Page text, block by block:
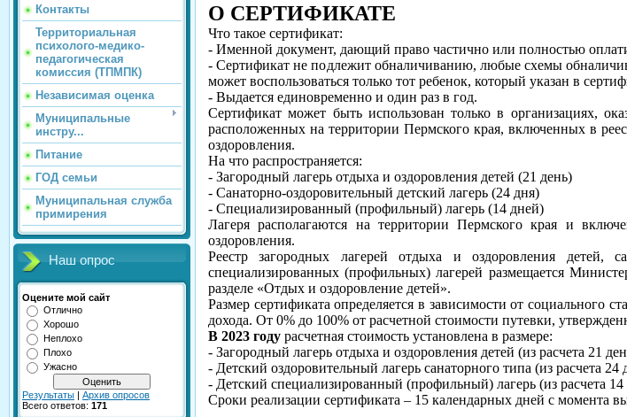
Контакты
Территориальная
психолого-медико-
педагогическая
комиссия (ТПМПК)
Независимая оценка
Муниципальные
инстру...
Питание
ГОД семьи
Муниципальная служба
примирения
Наш опрос
Оцените мой сайт
Отлично
Хорошо
Неплохо
Плохо
Ужасно
Результаты | Архив опросов
Всего ответов: 171
О СЕРТИФИКАТЕ
Что такое сертификат:
- Именной документ, дающий право частично или полностью
- Сертификат не подлежит обналичиванию, любые схемы
может воспользоваться только тот ребенок, который указан в
- Выдается единовременно и один раз в год.
Сертификат может быть использован только в организациях,
расположенных на территории Пермского края, включенных в
оздоровления.
На что распространяется:
- Загородный лагерь отдыха и оздоровления детей (21 день)
- Санаторно-оздоровительный детский лагерь (24 дня)
- Специализированный (профильный) лагерь (14 дней)
Лагеря располагаются на территории Пермского края и
оздоровления.
Реестр загородных лагерей отдыха и оздоровления детей,
специализированных (профильных) лагерей размещается
разделе «Отдых и оздоровление детей».
Размер сертификата определяется в зависимости от социального
дохода. От 0% до 100% от расчетной стоимости путевки,
В 2023 году расчетная стоимость установлена в размере:
- Загородный лагерь отдыха и оздоровления детей (из расчета 21
- Детский оздоровительный лагерь санаторного типа (из расчета 24
- Детский специализированный (профильный) лагерь (из расчета
Сроки реализации сертификата – 15 календарных дней с момента